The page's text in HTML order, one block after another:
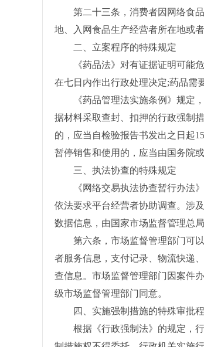
第二十三条，消费者因网络食品
地、入网食品生产经营者所在地或
二、立案程序的特殊规定
《药品法》对有证据证明可能危
在七日内作出行政处理决定;药品需
《药品管理法实施条例》规定，
据材料采取查封、扣押的行政强制
的，应当自检验报告书发出之日起
暂停销售和使用的，应当由国务院
三、执法协查的特殊规定
《网络交易执法协查暂行办法》
依法要求平台经营者协助调查。涉
数据信息，由国家市场监督管理总
第六条，市场监督管理部门可以
者服务信息，支付记录、物流快递
查信息。市场监督管理部门因案件
级市场监督管理部门同意。
四、实施强制措施的特殊审批
根据《行政强制法》的规定，行